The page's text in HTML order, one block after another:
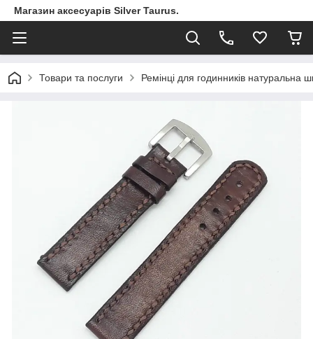
Магазин аксесуарів Silver Taurus.
Товари та послуги Ремінці для годинників натуральна